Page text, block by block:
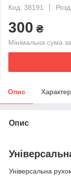
Код: 38191
300 ₴
Мінімальна сума
Опис
Опис
Універсальна